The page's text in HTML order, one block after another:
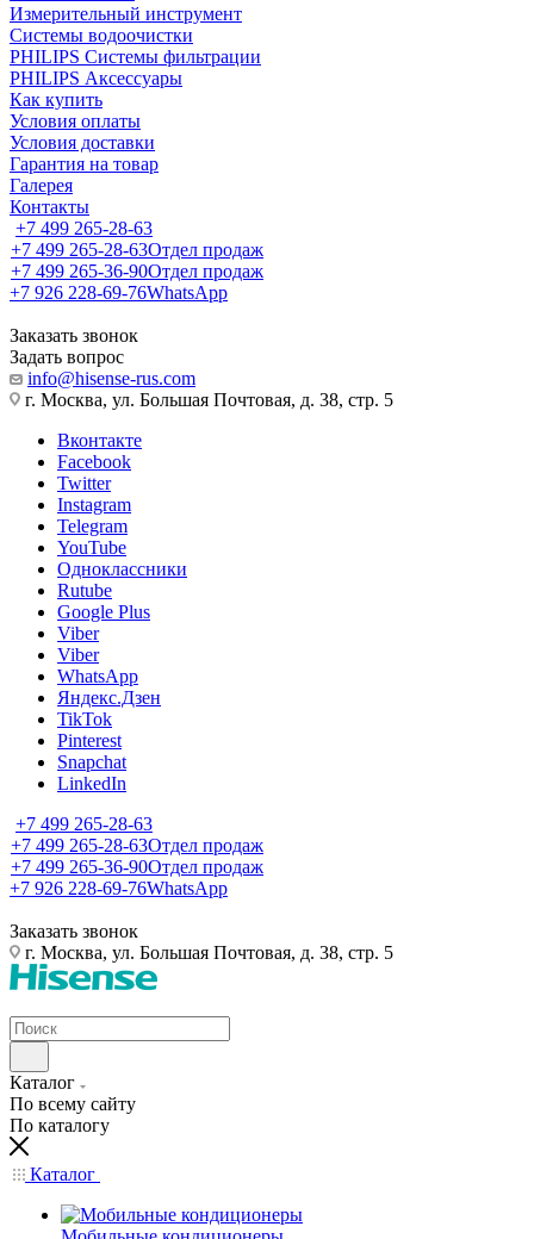
Измерительный инструмент
Системы водоочистки
PHILIPS Системы фильтрации
PHILIPS Аксессуары
Как купить
Условия оплаты
Условия доставки
Гарантия на товар
Галерея
Контакты
+7 499 265-28-63
+7 499 265-28-63Отдел продаж
+7 499 265-36-90Отдел продаж
+7 926 228-69-76WhatsApp
Заказать звонок
Задать вопрос
info@hisense-rus.com
г. Москва, ул. Большая Почтовая, д. 38, стр. 5
Вконтакте
Facebook
Twitter
Instagram
Telegram
YouTube
Одноклассники
Rutube
Google Plus
Viber
Viber
WhatsApp
Яндекс.Дзен
TikTok
Pinterest
Snapchat
LinkedIn
+7 499 265-28-63
+7 499 265-28-63Отдел продаж
+7 499 265-36-90Отдел продаж
+7 926 228-69-76WhatsApp
Заказать звонок
г. Москва, ул. Большая Почтовая, д. 38, стр. 5
Каталог
По всему сайту
По каталогу
Каталог